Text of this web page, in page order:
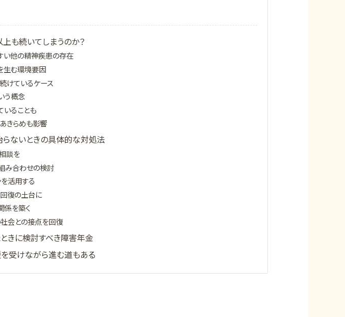
も続いてしまうのか？
い他の精神疾患の存在
生む環境要因
けているケース
う概念
いることも
きらめも影響
ないときの具体的な対処法
談を
み合わせの検討
活用する
復の土台に
係を築く
社会との接点を回復
きに検討すべき障害年金
を受けながら進む道もある